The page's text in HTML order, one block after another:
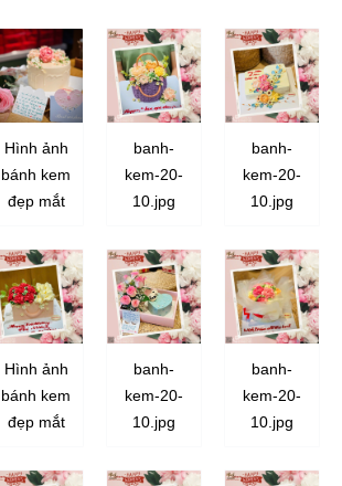
Hình ảnh
bánh kem
đẹp mắt
banh-
kem-20-
10.jpg
banh-
kem-20-
10.jpg
Hình ảnh
bánh kem
đẹp mắt
banh-
kem-20-
10.jpg
banh-
kem-20-
10.jpg